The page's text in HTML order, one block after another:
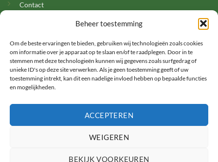
Beheer toestemming
Om de beste ervaringen te bieden, gebruiken wij technologieën zoals cookies
om informatie over je apparaat op te slaan en/of te raadplegen. Door in te
stemmen met deze technologieën kunnen wij gegevens zoals surfgedrag of
unieke ID's op deze site verwerken. Als je geen toestemming geeft of uw
toestemming intrekt, kan dit een nadelige invloed hebben op bepaalde functies
en mogelijkheden.
ACCEPTEREN
WEIGEREN
BEKIJK VOORKEUREN
Contact
2026 Met Rianne